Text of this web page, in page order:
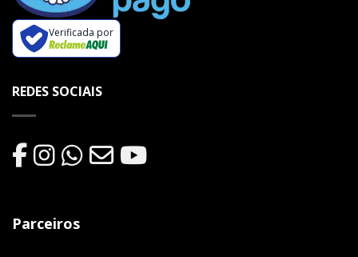
Verificada por
REDES SOCIAIS
Parceiros